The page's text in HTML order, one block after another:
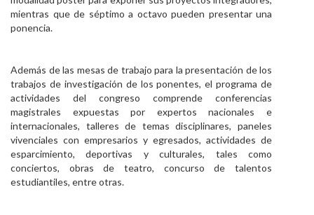
mientras que de séptimo a octavo pueden presentar una
ponencia.
Además de las mesas de trabajo para la presentación de los
trabajos de investigación de los ponentes, el programa de
actividades del congreso comprende conferencias
magistrales expuestas por expertos nacionales e
internacionales, talleres de temas disciplinares, paneles
vivenciales con empresarios y egresados, actividades de
esparcimiento, deportivas y culturales, tales como
conciertos, obras de teatro, concurso de talentos
estudiantiles, entre otras.